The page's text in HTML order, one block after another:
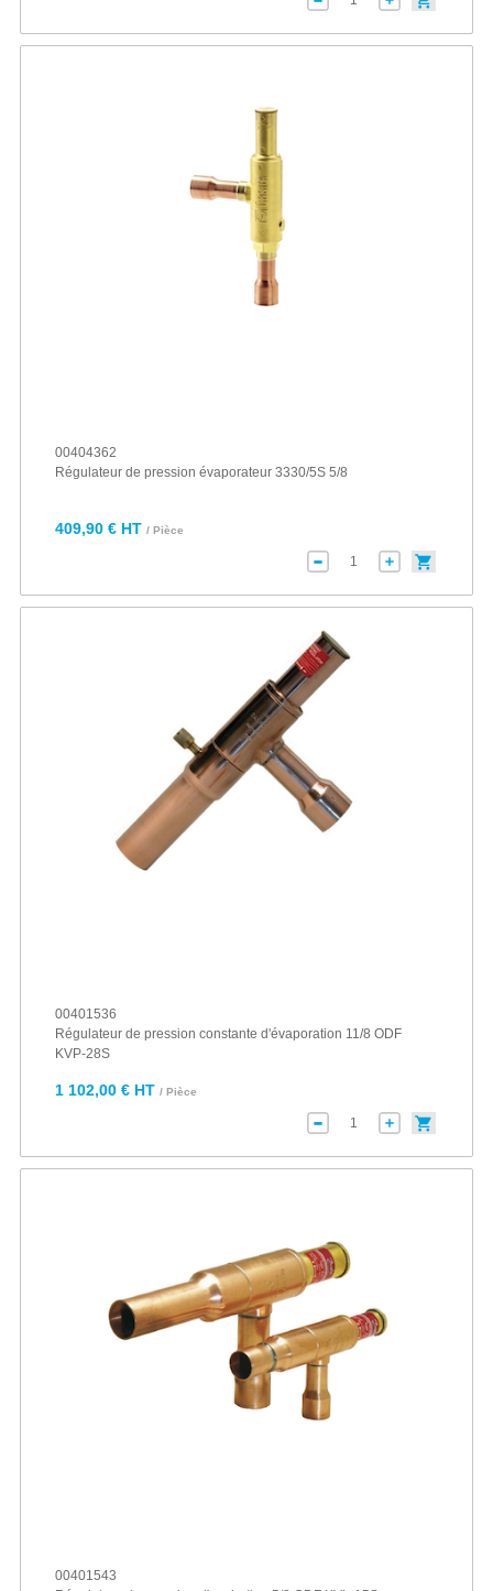
00404362
Régulateur de pression évaporateur 3330/5S 5/8
409,90 € HT / Pièce
00401536
Régulateur de pression constante d'évaporation 11/8 ODF
KVP-28S
1 102,00 € HT / Pièce
00401543